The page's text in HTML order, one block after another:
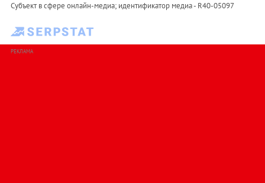
Субъект в сфере онлайн-медиа; идентификатор медиа - R40-05097
РЕКЛАМА